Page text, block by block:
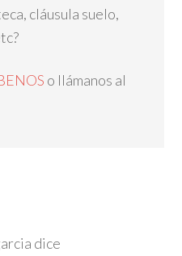
cláusula suelo,
o llámanos al
dice